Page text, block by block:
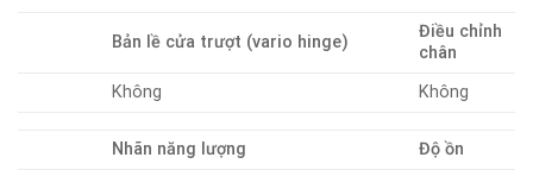
Bản lề cửa trượt (vario hinge)
Điều chỉnh
chân
Không
Không
Nhãn năng lượng Độ ồn